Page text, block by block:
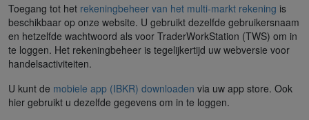
Toegang tot het rekeningbeheer van het multi-markt rekening is
beschikbaar op onze website. U gebruikt dezelfde gebruikersnaam
en hetzelfde wachtwoord als voor TraderWorkStation (TWS) om in
te loggen. Het rekeningbeheer is tegelijkertijd uw webversie voor
handelsactiviteiten.
U kunt de mobiele app (IBKR) downloaden via uw app store. Ook
hier gebruikt u dezelfde gegevens om in te loggen.